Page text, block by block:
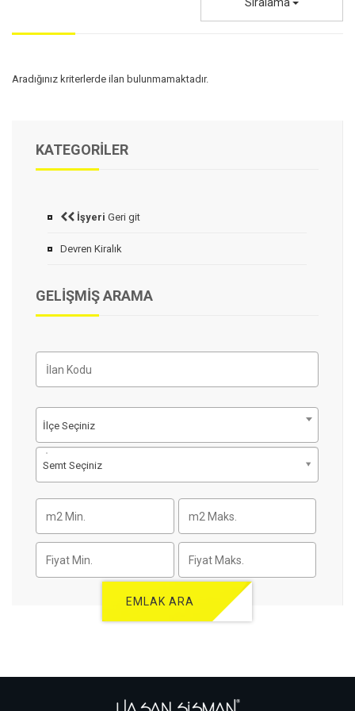
Aradığınız kriterlerde ilan bulunmamaktadır.
KATEGORILER
İşyeri Geri git
Devren Kiralık
GELIŞMIŞ ARAMA
İlçe Seçiniz
Semt Seçiniz
EMLAK ARA